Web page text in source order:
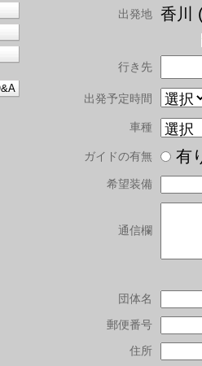
出発地 香川
行き先
出発予定時間
車種
ガイドの有無
希望装備
通信欄
団体名
郵便番号
住所